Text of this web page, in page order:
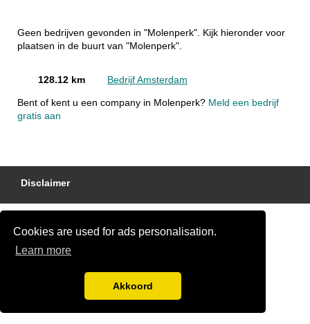
Cookies are used for ads personalisation.
Learn more
Akkoord
Geen bedrijven gevonden in "Molenperk". Kijk hieronder voor
plaatsen in de buurt van "Molenperk".
128.12 km Bedrijf Amsterdam
Bent of kent u een company in Molenperk? Meld een bedrijf
gratis aan
Disclaimer